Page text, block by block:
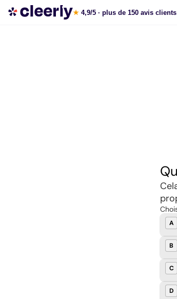
Souscrire aux meilleures SCPI en ligne
★ 4,9/5 · plus de 150 avis clients